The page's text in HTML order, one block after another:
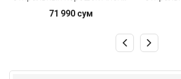
71 990 сум